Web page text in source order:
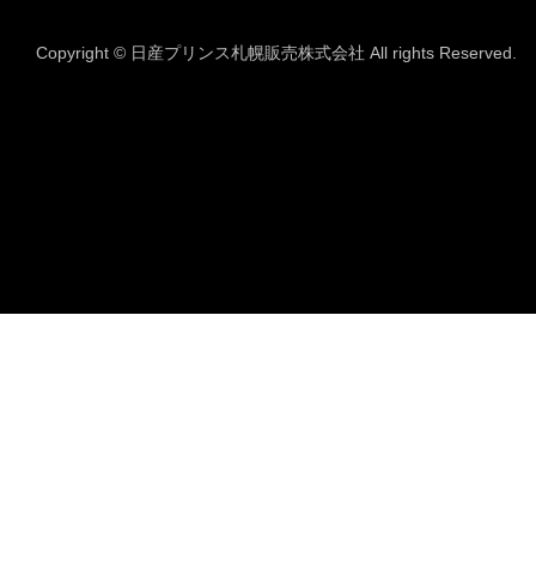
Copyright © 日産プリンス札幌販売株式会社 All rights Reserved.